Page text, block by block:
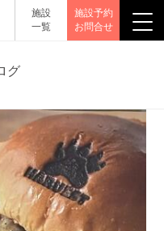
施設
一覧
施設予約
お問合せ
グ